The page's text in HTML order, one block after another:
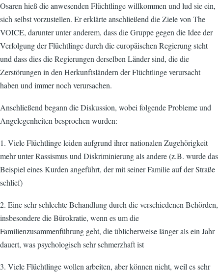
Osaren hieß die anwesenden Flüchtlinge willkommen und lud sie ein,
sich selbst vorzustellen. Er erklärte anschließend die Ziele von The
VOICE, darunter unter anderem, dass die Gruppe gegen die Idee der
Verfolgung der Flüchtlinge durch die europäischen Regierung steht
und dass dies die Regierungen derselben Länder sind, die die
Zerstörungen in den Herkunftsländern der Flüchtlinge verursacht
haben und immer noch verursachen.
Anschließend begann die Diskussion, wobei folgende Probleme und
Angelegenheiten besprochen wurden:
1. Viele Flüchtlinge leiden aufgrund ihrer nationalen Zugehörigkeit
mehr unter Rassismus und Diskriminierung als andere (z.B. wurde das
Beispiel eines Kurden angeführt, der mit seiner Familie auf der Straße
schlief)
2. Eine sehr schlechte Behandlung durch die verschiedenen Behörden,
insbesondere die Bürokratie, wenn es um die
Familienzusammenführung geht, die üblicherweise länger als ein Jahr
dauert, was psychologisch sehr schmerzhaft ist
3. Viele Flüchtlinge wollen arbeiten, aber können nicht, weil es sehr